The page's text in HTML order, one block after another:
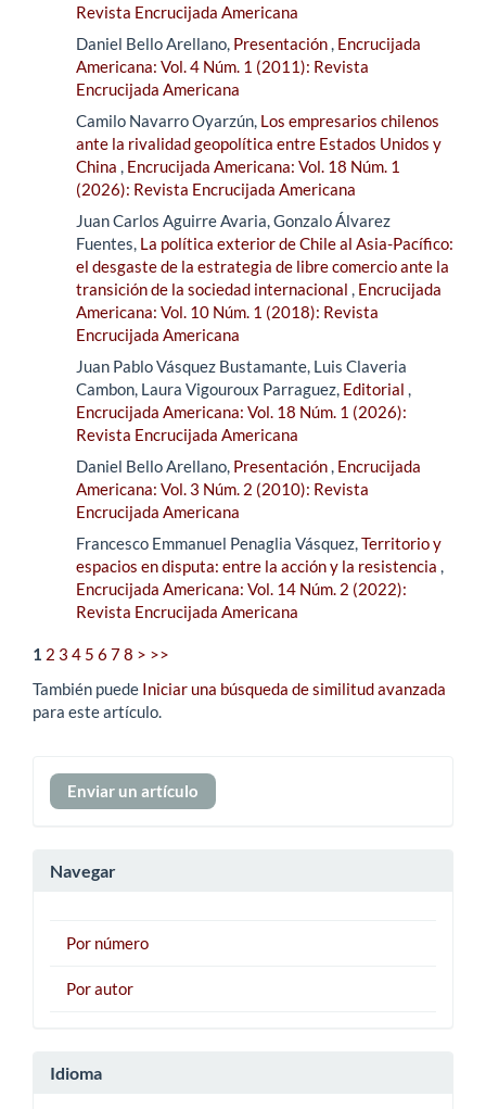
Revista Encrucijada Americana
Daniel Bello Arellano, Presentación, Encrucijada
Americana: Vol. 4 Núm. 1 (2011): Revista
Encrucijada Americana
Camilo Navarro Oyarzún, Los empresarios chilenos
ante la rivalidad geopolítica entre Estados Unidos y
China , Encrucijada Americana: Vol. 18 Núm. 1
(2026): Revista Encrucijada Americana
Juan Carlos Aguirre Avaria, Gonzalo Álvarez
Fuentes, La política exterior de Chile al Asia-Pacífico:
el desgaste de la estrategia de libre comercio ante la
transición de la sociedad internacional , Encrucijada
Americana: Vol. 10 Núm. 1 (2018): Revista
Encrucijada Americana
Juan Pablo Vásquez Bustamante, Luis Claveria
Cambon, Laura Vigouroux Parraguez, Editorial ,
Encrucijada Americana: Vol. 18 Núm. 1 (2026):
Revista Encrucijada Americana
Daniel Bello Arellano, Presentación, Encrucijada
Americana: Vol. 3 Núm. 2 (2010): Revista
Encrucijada Americana
Francesco Emmanuel Penaglia Vásquez,Territorio y
espacios en disputa: entre la acción y la resistencia ,
Encrucijada Americana: Vol. 14 Núm. 2 (2022):
Revista Encrucijada Americana
1 2 3 4 5 6 78 > >>
También puede Iniciar una búsqueda de similitud avanzada
para este artículo.
Enviar
un
Enviar un artículo
Navegar
Por número
Por autor
Idioma